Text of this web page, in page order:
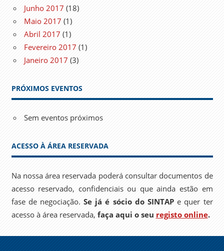
Junho 2017 (18)
Maio 2017 (1)
Abril 2017 (1)
Fevereiro 2017 (1)
Janeiro 2017 (3)
PRÓXIMOS EVENTOS
Sem eventos próximos
ACESSO À ÁREA RESERVADA
Na nossa área reservada poderá consultar documentos de
acesso reservado, confidenciais ou que ainda estão em
fase de negociação.Se já é sócio do SINTAPe quer ter
acesso à área reservada, faça aqui o seu registo online.